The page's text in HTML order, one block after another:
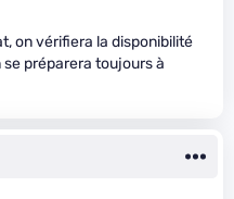
on vérifiera la disponibilité
préparera toujours à